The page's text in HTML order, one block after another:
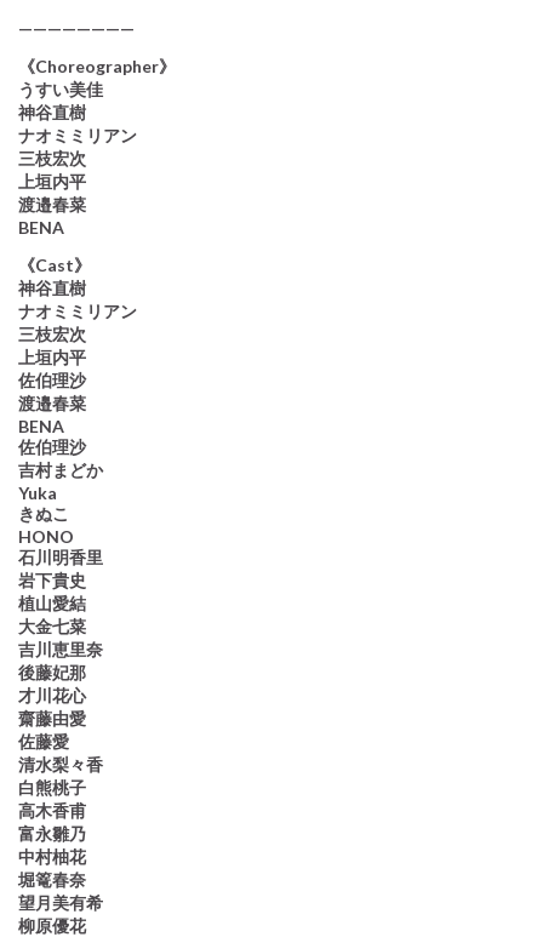
————————
《Choreographer》
うすい美佳
神谷直樹
ナオミミリアン
三枝宏次
上垣内平
渡邉春菜
BENA
《Cast》
神谷直樹
ナオミミリアン
三枝宏次
上垣内平
佐伯理沙
渡邉春菜
BENA
佐伯理沙
吉村まどか
Yuka
きぬこ
HONO
石川明香里
岩下貴史
植山愛結
大金七菜
吉川恵里奈
後藤妃那
才川花心
齋藤由愛
佐藤愛
清水梨々香
白熊桃子
高木香甫
富永雛乃
中村柚花
堀篭春奈
望月美有希
柳原優花